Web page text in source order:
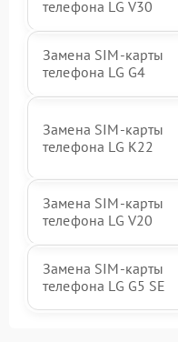
телефона LG V30
Замена SIM-карты
телефона LG G4
Замена SIM-карты
телефона LG K22
Замена SIM-карты
телефона LG V20
Замена SIM-карты
телефона LG G5 SE